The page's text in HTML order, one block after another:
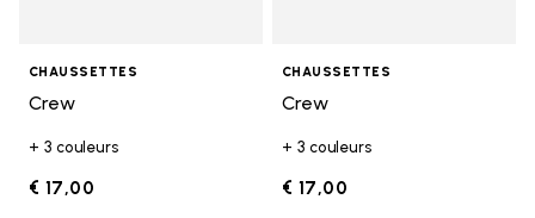
CHAUSSETTES
Crew
+ 3 couleurs
€ 17,00
CHAUSSETTES
Crew
+ 3 couleurs
€ 17,00